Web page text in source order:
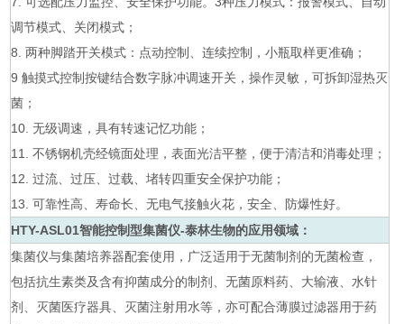
调节模式、关闭模式；
8. 两种脚踏开关模式：点动控制、连续控制，小瓶取样更准确；
9 触摸式控制按键结合数字脉冲调速开关，操作灵敏，可拆卸湿热灭
菌；
10. 无级调速，具有转速记忆功能；
11. 不锈钢机壳经镜面处理，表面光洁平整，便于清洁和消毒处理；
12. 过流、过压、过载、堵转四重安全保护功能；
13. 可靠性高、寿命长、无电气接触火花，安全、防爆性好。
HTY-ASL01智能控制型集菌仪-泰林生物的应用领域：
集菌仪与集菌培养器配套使用，广泛适用于无菌制剂的无菌检查，
包括抗生素类及含有抑菌成分的制剂、无菌原料药、大输液、水针
剂、灭菌医疗器具、灭菌注射用水等，亦可配合薄膜过滤器用于药